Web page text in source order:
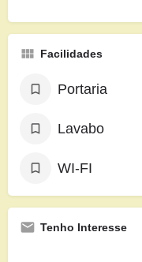
Facilidades
Portaria
Lavabo
WI-FI
Tenho Interesse